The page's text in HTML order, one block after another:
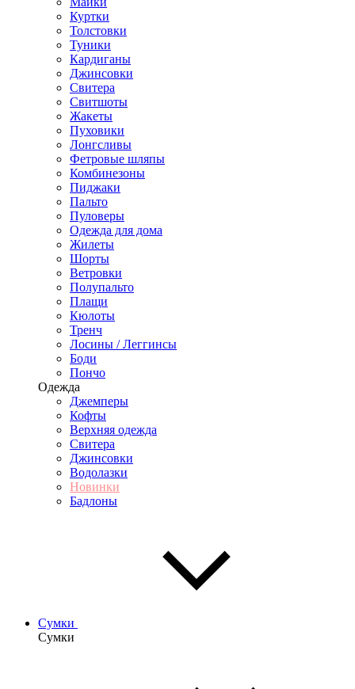
Куртки
Толстовки
Туники
Кардиганы
Джинсовки
Свитера
Свитшоты
Жакеты
Пуховики
Лонгсливы
Фетровые шляпы
Комбинезоны
Пиджаки
Пальто
Пуловеры
Одежда для дома
Жилеты
Шорты
Ветровки
Полупальто
Плащи
Кюлоты
Тренч
Лосины / Леггинсы
Боди
Пончо
Одежда
Джемперы
Кофты
Верхняя одежда
Свитера
Джинсовки
Водолазки
Новинки
Бадлоны
Сумки
Сумки